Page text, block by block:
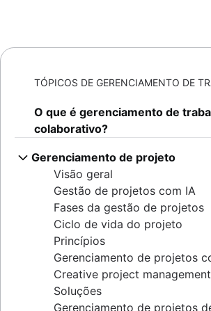
TÓPICOS DE GERENCIAMENTO DE
O que é gerenciamento de
colaborativo?
Gerenciamento de projeto
Visão geral
Gestão de projetos com IA
Fases da gestão de projetos
Ciclo de vida do projeto
Princípios
Gerenciamento de projetos
Creative project management
Soluções
Gerenciamento de projetos